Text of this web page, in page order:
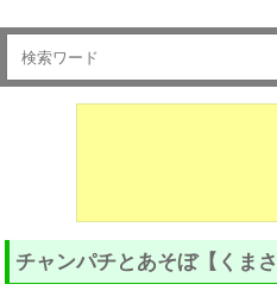
チャンパチとあそぼ【くま